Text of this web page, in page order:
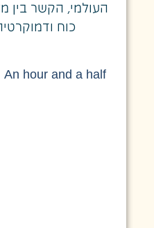
העולמי, הקשר בין
כוח
An hour and a half